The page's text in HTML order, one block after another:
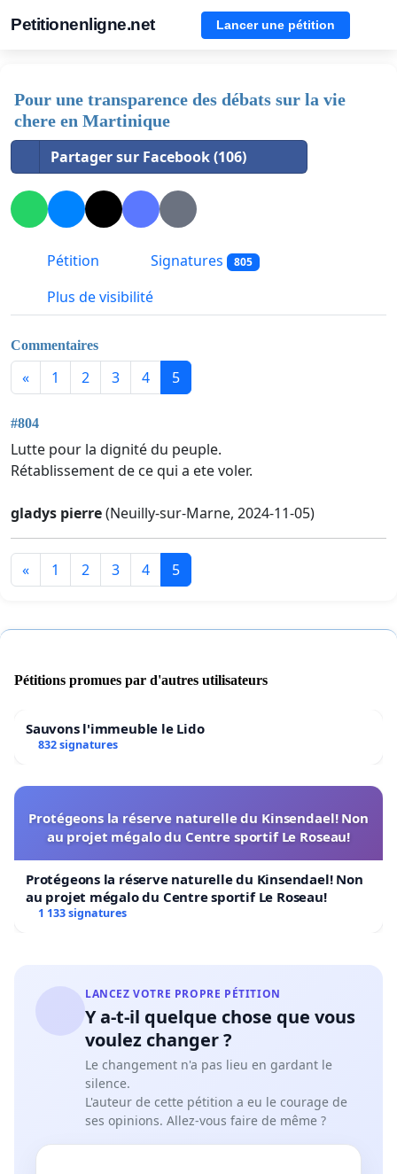
Petitionenligne.net Lancer une pétition
Pour une transparence des débats sur la vie
chere en Martinique
Partager sur Facebook (106)
Pétition Signatures 805
Plus de visibilité
Commentaires
« 1 2 3 4 5
#804
Lutte pour la dignité du peuple.
Rétablissement de ce qui a ete voler.
gladys pierre(Neuilly-sur-Marne, 2024-11-05)
« 1 2 3 4 5
Pétitions promues par d'autres utilisateurs
Sauvons l'immeuble le Lido
832 signatures
Protégeons la réserve naturelle du Kinsendael! Non
au projet mégalo du Centre sportif Le Roseau!
Protégeons la réserve naturelle du Kinsendael! Non
au projet mégalo du Centre sportif Le Roseau!
1 133 signatures
LANCEZ VOTRE PROPRE PÉTITION
Y a-t-il quelque chose que vous
voulez changer ?
Le changement n'a pas lieu en gardant le
silence.
L'auteur de cette pétition a eu le courage de
ses opinions. Allez-vous faire de même ?